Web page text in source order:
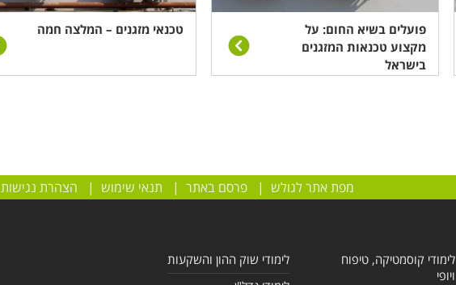
פועלים בשיא החום: על
מקצוע טכנאות המזגנים
בישראל
טכנאי מזגנים – המלצה חמה
מפת אתר לגולש |פרסם באתר | תנאי שימוש | הצהרת נגישות
לימודי קוסמטיקה, טיפוח
ויופי
לימודי שוק ההון והשקעות